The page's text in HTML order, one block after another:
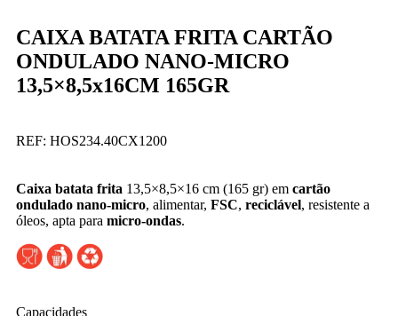
CAIXA BATATA FRITA CARTÃO
ONDULADO NANO-MICRO
13,5×8,5x16CM 165GR
REF: HOS234.40CX1200
Caixa batata frita 13,5×8,5×16 cm (165 gr) em cartão
ondulado nano-micro, alimentar, FSC, reciclável, resistente a
óleos, apta para micro-ondas.
Capacidades